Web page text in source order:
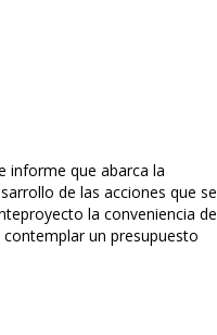
informe que abarca la
de las acciones que se
la conveniencia de
un presupuesto